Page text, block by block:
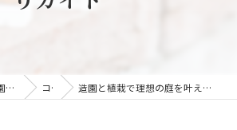
東京都西多摩で造園の求人なら株式会社優心植木 コラム 造園と植栽で理想の庭を叶える東京都青梅市の美しい空間づくりガイド